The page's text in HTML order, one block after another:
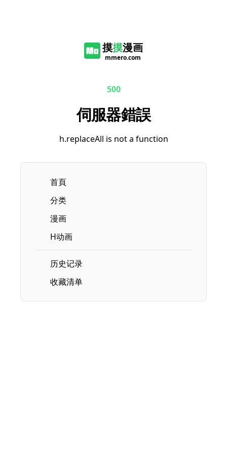
摸摸漫画
mmero.com
500
伺服器錯誤
h.replaceAll is not a function
首頁
分类
漫画
H动画
历史记录
收藏清单